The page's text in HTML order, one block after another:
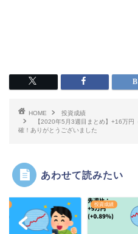
HOME
投資成績
【2020年5月3週目まとめ】+16万円
確！ありがとうございました
あわせて読みたい
投資成績